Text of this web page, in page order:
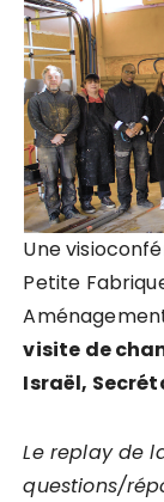
Une
Petite
visite de
Israël,
Le replay de
questions/